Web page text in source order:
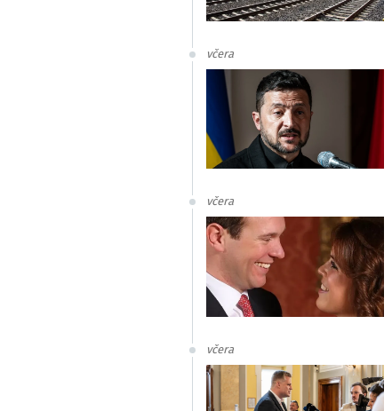
včera
včera
včera